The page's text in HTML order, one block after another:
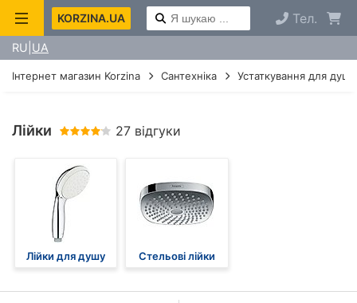
KORZINA.UA Тел.
RU UA
Інтернет магазин Korzina Сантехніка Устаткування для душу
Лійки 27 відгуки
Лійки для душу Стельові лійки